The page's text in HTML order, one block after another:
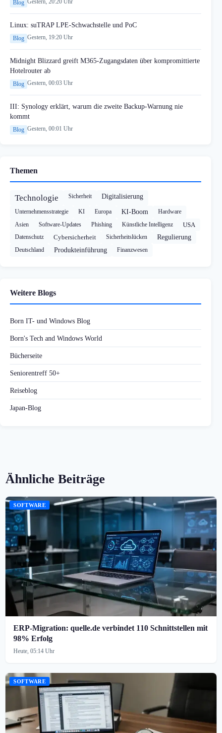
Blog
Linux: suTRAP LPE-Schwachstelle und PoC
Blog Gestern, 19:20 Uhr
Midnight Blizzard greift M365-Zugangsdaten über kompromittierte
Hotelrouter ab
Blog Gestern, 00:03 Uhr
III: Synology erklärt, warum die zweite Backup-Warnung nie
kommt
Blog Gestern, 00:01 Uhr
Themen
Technologie Sicherheit Digitalisierung
Unternehmensstrategie KI Europa KI-Boom
Hardware
Asien
Software-Updates Phishing Künstliche Intelligenz USA
Datenschutz Cybersicherheit Sicherheitslücken Regulierung
Deutschland Produkteinführung Finanzwesen
Weitere Blogs
Born IT- und Windows Blog
Born's Tech and Windows World
Bücherseite
Seniorentreff 50+
Reiseblog
Japan-Blog
Ähnliche Beiträge
SOFTWARE
ERP-Migration: quelle.de verbindet 110 Schnittstellen mit
98% Erfolg
Heute, 05:14 Uhr
SOFTWARE